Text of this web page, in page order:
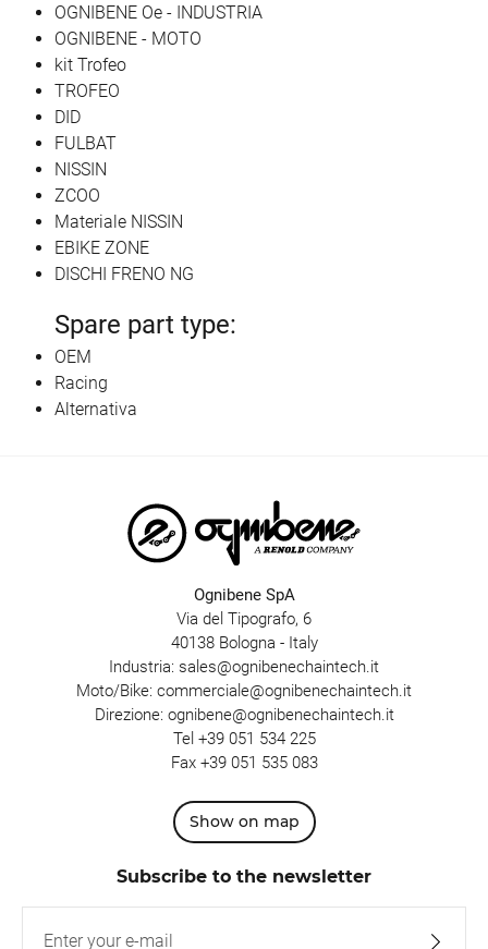
OGNIBENE Oe - INDUSTRIA
OGNIBENE - MOTO
kit Trofeo
TROFEO
DID
FULBAT
NISSIN
ZCOO
Materiale NISSIN
EBIKE ZONE
DISCHI FRENO NG
Spare part type:
OEM
Racing
Alternativa
Ognibene SpA
Via del Tipografo, 6
40138 Bologna - Italy
Industria: sales@ognibenechaintech.it
Moto/Bike: commerciale@ognibenechaintech.it
Direzione: ognibene@ognibenechaintech.it
Tel +39 051 534 225
Fax +39 051 535 083
Show on map
Subscribe to the newsletter